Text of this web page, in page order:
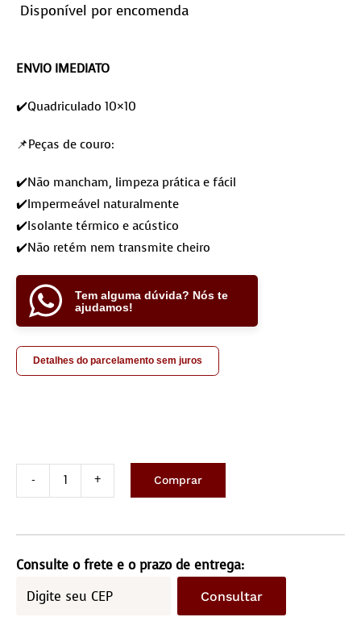
Disponível por encomenda
ENVIO IMEDIATO
✔️Quadriculado 10×10
📌Peças de couro:
✔️Não mancham, limpeza prática e fácil
✔️Impermeável naturalmente
✔️Isolante térmico e acústico
✔️Não retém nem transmite cheiro
Tem alguma dúvida? Nós te
ajudamos!
Detalhes do parcelamento sem juros
Couro
2,0x2,5M
Comprar
Consulte o frete e o prazo de entrega:
Consultar